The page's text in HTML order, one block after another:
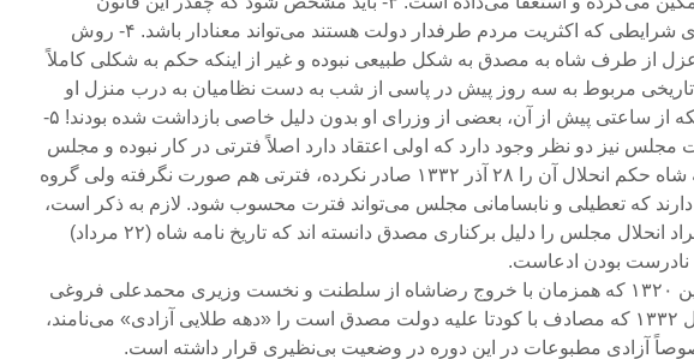
نانوشته برای شرایطی که اکثریت مردم طرفدار دولت هستند می‌تواند معنادار باشد. ۴- روش
عزل از طرف شاه به مصدق به شکل طبیعی نبوده و غیر از اینکه حکم به شکلی کاملاً
مربوط به سه روز پیش در پاسی از شب به دست نظامیان به درب منزل او
می‌رسد، بلکه از ساعتی پیش از آن، بعضی از وزرای او بدون دلیل خاصی بازداشت شده بودند! ۵-
مجلس نیز دو نظر وجود دارد که اولی اعتقاد دارد اصلاً فترتی در کار نبوده و مجلس
تا زمانی که شاه حکم انحلال آن را ۲۸ آذر ۱۳۳۲ صادر نکرده، فترتی هم صورت نگرفته ولی گروه
دارند که تعطیلی و نابسامانی مجلس می‌تواند فترت محسوب شود. لازم به ذکر است،
بعضی از افراد انحلال مجلس را دلیل برکناری مصدق دانسته اند که تاریخ نامه شاه (۲۲ مرداد)
نادرست بودن ادعاست.
2- فاصله بین ۱۳۲۰ که همزمان با خروج رضاشاه از سلطنت و نخست وزیری محمدعلی فروغی
است تا سال ۱۳۳۲ که مصادف با کودتا علیه دولت مصدق است را «دهه طلایی آزادی» می‌نامند،
آزادی مطبوعات در این دوره در وضعیت بی‌نظیری قرار داشته است.